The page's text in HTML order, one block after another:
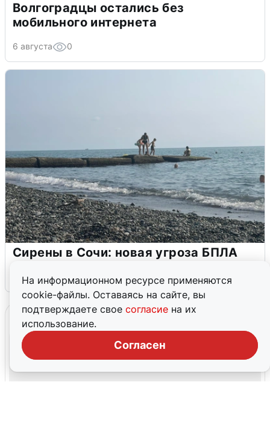
На информационном ресурсе применяются
cookie-файлы. Оставаясь на сайте, вы
подтверждаете свое согласие на их
использование.
Согласен
Волгоградцы остались без
мобильного интернета
6 августа 0
Сирены в Сочи: новая угроза БПЛА
6 августа 0